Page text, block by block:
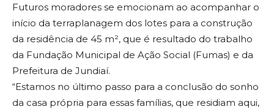
Futuros moradores se emocionam ao acompanhar o
início da terraplanagem dos lotes para a construção
da residência de 45 m², que é resultado do trabalho
da Fundação Municipal de Ação Social (Fumas) e da
Prefeitura de Jundiaí.
“Estamos no último passo para a conclusão do sonho
da casa própria para essas famílias, que residiam aqui,